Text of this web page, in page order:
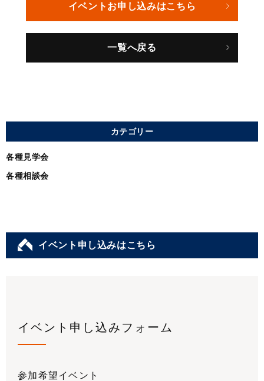
一覧へ戻る
イベントお申し込みはこちら
カテゴリー
各種見学会
各種相談会
イベント申し込みはこちら
イベント申し込みフォーム
参加希望イベント